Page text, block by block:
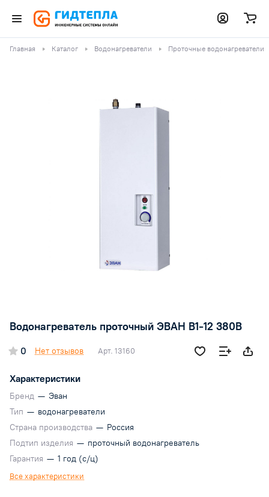
Главная Каталог Водонагреватели Проточные водонагреватели
Водонагреватель проточный ЭВАН В1-12 380В
0 Нет отзывов Арт. 13160
Характеристики
Бренд — Эван
Тип — водонагреватели
Страна производства — Россия
Подтип изделия — проточный водонагреватель
Гарантия — 1 год (с/ц)
Все характеристики